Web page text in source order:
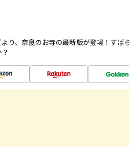
り、奈良のお寺の最新版が登場！すば